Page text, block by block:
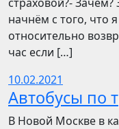
начнём с того, что
относительно
час если […]
10.02.2021
Автобусы по
В Новой Москве в